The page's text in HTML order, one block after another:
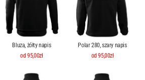
Bluza, żółty napis
od 95,00zł
Polar 280, szary napis
od 95,00zł